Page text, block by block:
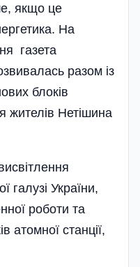
якщо це
На
газета
разом із
блоків
жителів Нетішина
галузі України,
роботи та
атомної станції,